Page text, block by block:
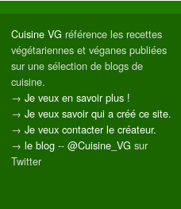
Cuisine VG référence les recettes
végétariennes et véganes publiées
sur une sélection de blogs de
cuisine.
→ Je veux en savoir plus !
→ Je veux savoir qui a créé ce site.
→ Je veux contacter le créateur.
→ le blog -- @Cuisine_VG sur
Twitter